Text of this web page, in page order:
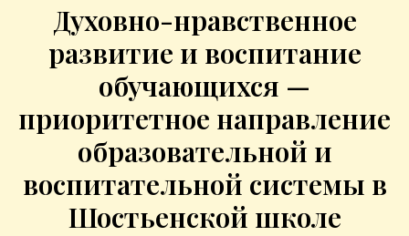
Духовно-нравственное
развитие и воспитание
обучающихся —
приоритетное направление
образовательной и
воспитательной системы в
Шостьенской школе